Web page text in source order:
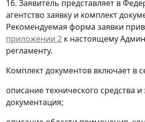
16. Заявитель представляет в
агентство заявку и комплект
Рекомендуемая форма заявки
приложении 2 к настоящему
регламенту.
Комплект документов включает в
описание технического средства
документация;